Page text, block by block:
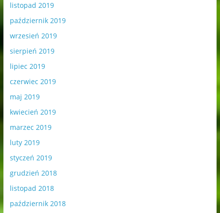
listopad 2019
październik 2019
wrzesień 2019
sierpień 2019
lipiec 2019
czerwiec 2019
maj 2019
kwiecień 2019
marzec 2019
luty 2019
styczeń 2019
grudzień 2018
listopad 2018
październik 2018